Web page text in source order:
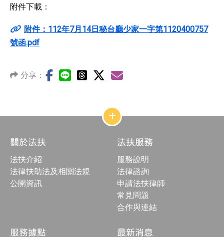
附件下載：
附件：112年7月14日秘台廳少家一字第1120400757
號函.pdf
分享：
網
站
結
構
合
按
鈕
關於法扶
法扶介紹
法律扶助法及相關法規
公開資訊
法扶服務
服務說明
法律諮詢
申請法扶律師
常見問題
合作與連結
服務據點 最新消息